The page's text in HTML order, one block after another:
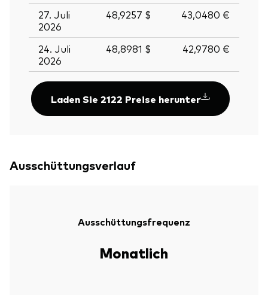
27. Juli
2026
48,9257 $ 43,0480 €
24. Juli
2026
48,8981 $ 42,9780 €
Laden Sie 2122 Preise herunter
Ausschüttungsverlauf
Ausschüttungsfrequenz
Monatlich